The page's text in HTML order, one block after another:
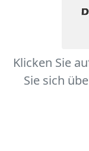
Klicken Sie
Sie sich